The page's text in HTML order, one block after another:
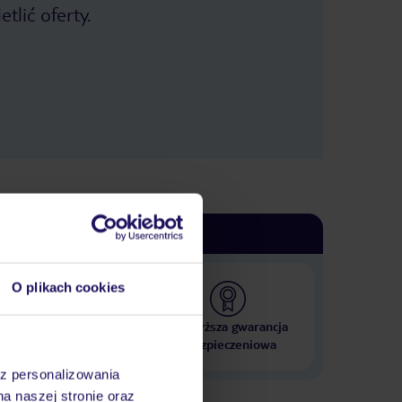
O plikach cookies
personalizowania
naszej stronie oraz
oferty.
Najwyższa gwarancja
ubezpieczeniowa